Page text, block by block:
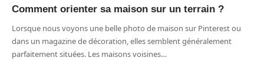
Comment orienter sa maison sur un terrain ?
Lorsque nous voyons une belle photo de maison sur Pinterest ou
dans un magazine de décoration, elles semblent généralement
parfaitement situées. Les maisons voisines…